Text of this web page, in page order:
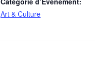
Art & Culture